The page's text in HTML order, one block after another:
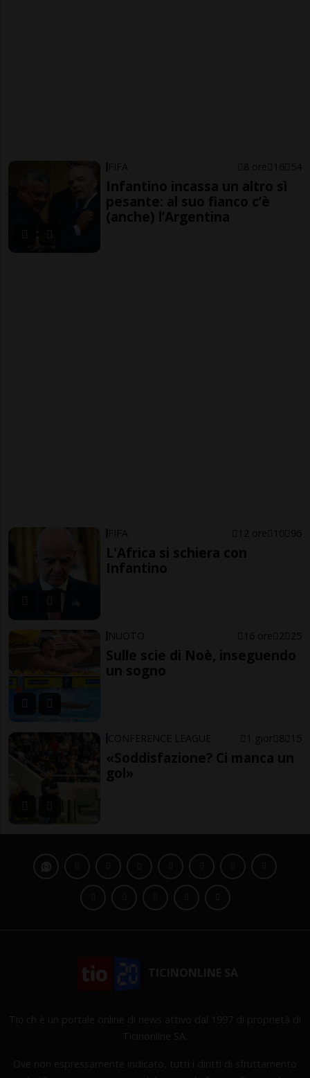
FIFA 8 ore 16 54
Infantino incassa un altro sì
pesante: al suo fianco c’è
(anche) l’Argentina
FIFA 12 ore 10 96
L'Africa si schiera con
Infantino
NUOTO 16 ore 2 25
Sulle scie di Noè, inseguendo
un sogno
CONFERENCE LEAGUE 1 gior 8 15
«Soddisfazione? Ci manca un
gol»